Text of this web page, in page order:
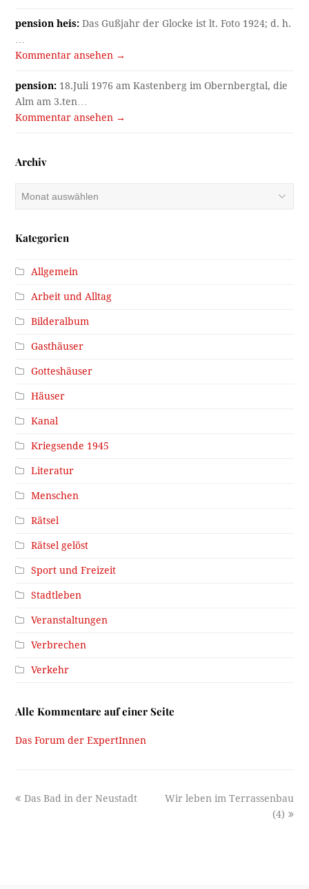
pension heis: Das Gußjahr der Glocke ist lt. Foto 1924; d. h.
Kommentar ansehen →
pension: 18.Juli 1976 am Kastenberg im Obernbergtal, die
Alm am 3.ten…
Kommentar ansehen →
Archiv
Kategorien
Allgemein
Arbeit und Alltag
Bilderalbum
Gasthäuser
Gotteshäuser
Häuser
Kanal
Kriegsende 1945
Literatur
Menschen
Rätsel
Rätsel gelöst
Sport und Freizeit
Stadtleben
Veranstaltungen
Verbrechen
Verkehr
Alle Kommentare auf einer Seite
Das Forum der ExpertInnen
previous
Das Bad in der Neustadt
next
Wir leben im Terrassenbau
(4)